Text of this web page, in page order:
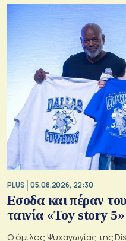
PLUS 05.08.2026, 22:30
Εσοδα και πέραν
ταινία «Toy story 5»
Ο όμιλος Ψυχαγωγίας της